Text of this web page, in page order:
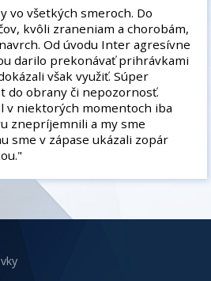
vo všetkých smeroch. Do
kvôli zraneniam a chorobám,
Od úvodu Inter agresívne
darilo prekonávať prihrávkami
však využiť. Súper
do obrany či nepozornosť.
v niektorých momentoch iba
znepríjemnili a my sme
sme v zápase ukázali zopár